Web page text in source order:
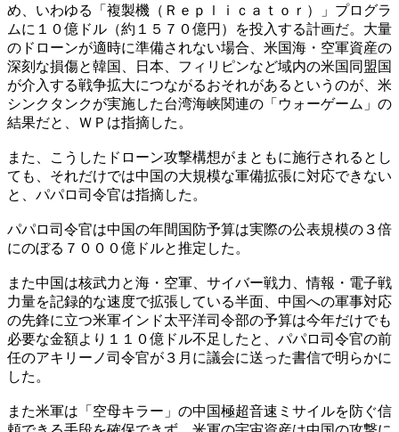
め、いわゆる「複製機（Ｒｅｐｌｉｃａｔｏｒ）」プログラ
ムに１０億ドル（約１５７０億円）を投入する計画だ。大量
のドローンが適時に準備されない場合、米国海・空軍資産の
深刻な損傷と韓国、日本、フィリピンなど域内の米国同盟国
が介入する戦争拡大につながるおそれがあるというのが、米
シンクタンクが実施した台湾海峡関連の「ウォーゲーム」の
結果だと、ＷＰは指摘した。
また、こうしたドローン攻撃構想がまともに施行されるとし
ても、それだけでは中国の大規模な軍備拡張に対応できない
と、パパロ司令官は指摘した。
パパロ司令官は中国の年間国防予算は実際の公表規模の３倍
にのぼる７０００億ドルと推定した。
また中国は核武力と海・空軍、サイバー戦力、情報・電子戦
力量を記録的な速度で拡張している半面、中国への軍事対応
の先鋒に立つ米軍インド太平洋司令部の予算は今年だけでも
必要な金額より１１０億ドル不足したと、パパロ司令官の前
任のアキリーノ司令官が３月に議会に送った書信で明らかに
した。
また米軍は「空母キラー」の中国極超音速ミサイルを防ぐ信